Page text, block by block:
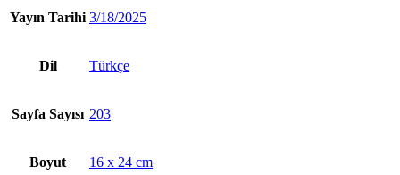
Yayın Tarihi 3/18/2025
Dil Türkçe
Sayfa Sayısı 203
Boyut 16 x 24 cm